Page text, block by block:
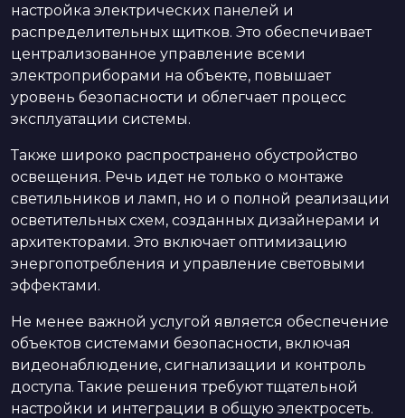
настройка электрических панелей и
распределительных щитков. Это обеспечивает
централизованное управление всеми
электроприборами на объекте, повышает
уровень безопасности и облегчает процесс
эксплуатации системы.
Также широко распространено обустройство
освещения. Речь идет не только о монтаже
светильников и ламп, но и о полной реализации
осветительных схем, созданных дизайнерами и
архитекторами. Это включает оптимизацию
энергопотребления и управление световыми
эффектами.
Не менее важной услугой является обеспечение
объектов системами безопасности, включая
видеонаблюдение, сигнализации и контроль
доступа. Такие решения требуют тщательной
настройки и интеграции в общую электросеть.